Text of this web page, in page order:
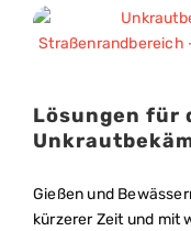
Lösungen für
Gießen und
kürzerer Zeit und mit